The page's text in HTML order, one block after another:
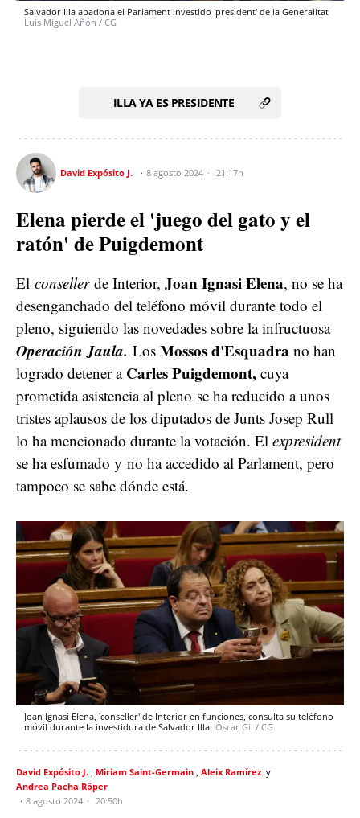
Salvador Illa abadona el Parlament investido 'president' de la Generalitat
Luis Miguel Añón / CG
ILLA YA ES PRESIDENTE
David Expósito J. 8 agosto 2024 21:17h
Elena pierde el 'juego del gato y el
ratón' de Puigdemont
El conseller de Interior, Joan Ignasi Elena, no se ha
desenganchado del teléfono móvil durante todo el
pleno, siguiendo las novedades sobre la infructuosa
Operación Jaula. Los Mossos d'Esquadra no han
logrado detener a Carles Puigdemont, cuya
prometida asistencia al pleno se ha reducido a unos
tristes aplausos de los diputados de Junts Josep Rull
lo ha mencionado durante la votación. El expresident
se ha esfumado y no ha accedido al Parlament, pero
tampoco se sabe dónde está.
Joan Ignasi Elena, 'conseller' de Interior en funciones, consulta su teléfono
móvil durante la investidura de Salvador Illa Òscar Gil / CG
David Expósito J. Miriam Saint-Germain Aleix Ramírez
Andrea Pacha Röper
8 agosto 2024
20:50h